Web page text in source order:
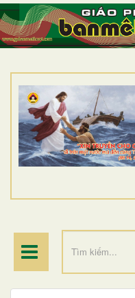
TRANG NHẤT
GIỚI THIỆU
DÒNG TU
BAN MỤC VỤ
ĐOÀN THỂ CG
ĐIỂM HÀNH HƯƠNG